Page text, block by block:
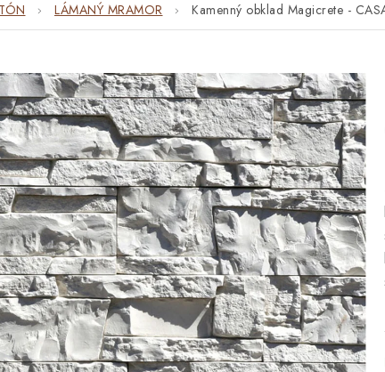
LÁMANÝ MRAMOR Kamenný obklad Magicrete -